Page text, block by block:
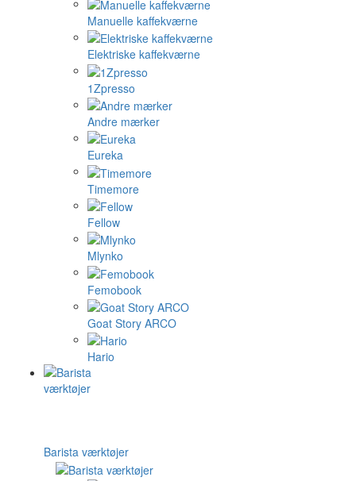
Manuelle kaffekværne
Elektriske kaffekværne
1Zpresso
Andre mærker
Eureka
Timemore
Fellow
Mlynko
Femobook
Goat Story ARCO
Hario
Barista værktøjer